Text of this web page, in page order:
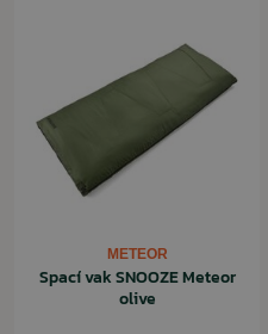
METEOR
Spací vak SNOOZE Meteor
olive